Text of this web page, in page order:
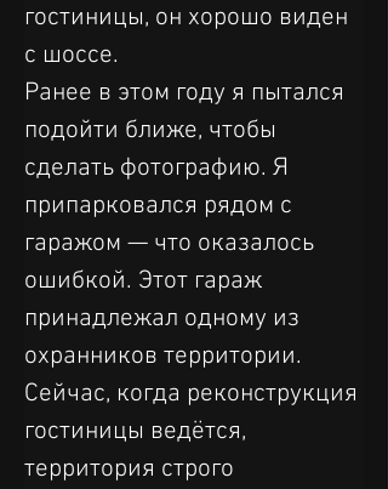
гостиницы, он хорошо виден
с шоссе.
Ранее в этом году я пытался
подойти ближе, чтобы
сделать фотографию. Я
припарковался рядом с
гаражом — что оказалось
ошибкой. Этот гараж
принадлежал одному из
охранников территории.
Сейчас, когда реконструкция
гостиницы ведётся,
территория строго